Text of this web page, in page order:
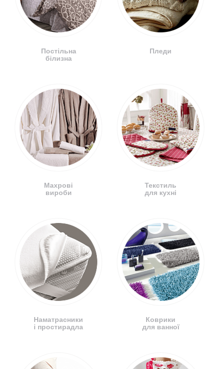
Постільна
білизна
Махрові
вироби
Наматрасники
і простирадла
Пледи
Текстиль
для кухні
Коврики
для ванної